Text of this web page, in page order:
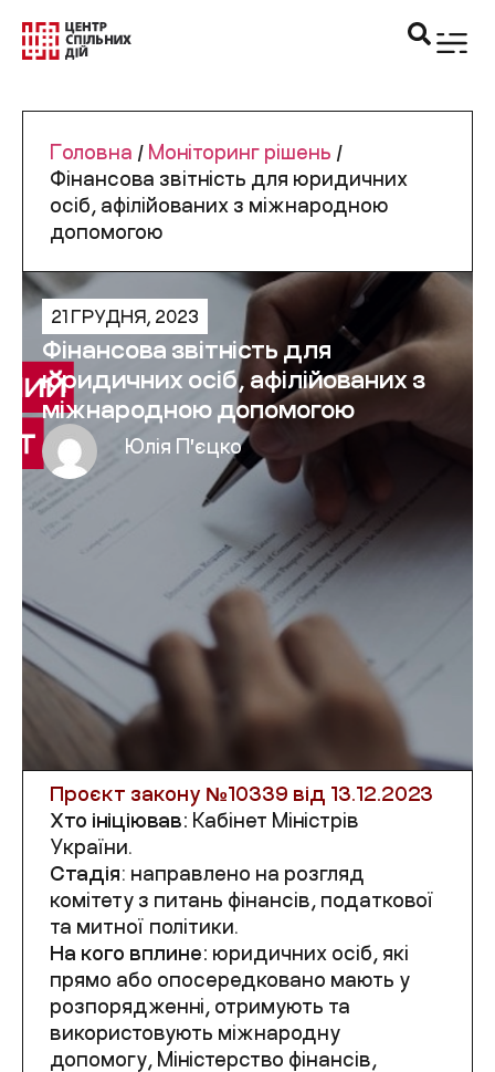
Головна / Моніторинг рішень /
Фінансова звітність для юридичних
осіб, афілійованих з міжнародною
допомогою
21 ГРУДНЯ, 2023
Фінансова звітність для
юридичних осіб, афілійованих з
міжнародною допомогою
Юлія Пʼєцко
Проєкт закону №10339 від 13.12.2023
Хто ініціював: Кабінет Міністрів
України.
Стадія: направлено на розгляд
комітету з питань фінансів, податкової
та митної політики.
На кого вплине: юридичних осіб, які
прямо або опосередковано мають у
розпорядженні, отримують та
використовують міжнародну
допомогу, Міністерство фінансів,